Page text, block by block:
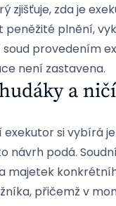
zjišťuje, zda je
plnění,
provedením
není zastavena.
a
exekutor si
návrh podá.
majetek
přičemž v